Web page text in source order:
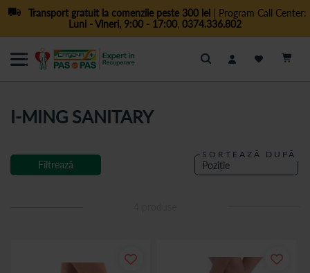
Transport gratuit la comenzile peste 300 lei| Program Call Center:
Luni - Vineri, 9:00 - 17:00, 0374.336.802
Cautare
I-MING SANITARY
SORTEAZĂ DUPĂ
Filtrează